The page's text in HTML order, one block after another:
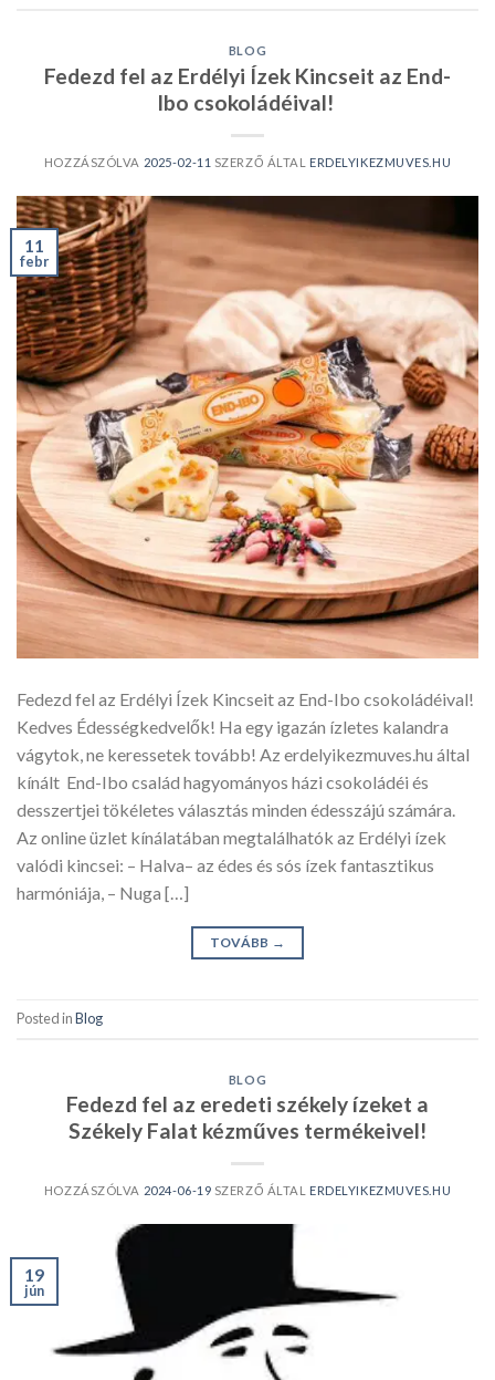
BLOG
Fedezd fel az Erdélyi Ízek Kincseit az End-
Ibo csokoládéival!
HOZZÁSZÓLVA 2025-02-11 SZERZŐ ÁLTAL ERDELYIKEZMUVES.HU
11
febr
Fedezd fel az Erdélyi Ízek Kincseit az End-Ibo csokoládéival!
Kedves Édességkedvelők! Ha egy igazán ízletes kalandra
vágytok, ne keressetek tovább! Az erdelyikezmuves.hu által
kínált End-Ibo család hagyományos házi csokoládéi és
desszertjei tökéletes választás minden édesszájú számára.
Az online üzlet kínálatában megtalálhatók az Erdélyi ízek
valódi kincsei: – Halva– az édes és sós ízek fantasztikus
harmóniája, – Nuga […]
TOVÁBB →
Posted inBlog
BLOG
Fedezd fel az eredeti székely ízeket a
Székely Falat kézműves termékeivel!
HOZZÁSZÓLVA 2024-06-19 SZERZŐ ÁLTAL ERDELYIKEZMUVES.HU
19
jún